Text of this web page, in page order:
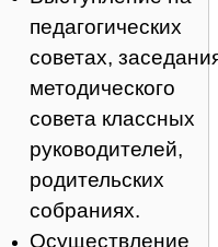
педагогических
советах,
методического
совета классных
руководителей,
родительских
собраниях.
Осуществление